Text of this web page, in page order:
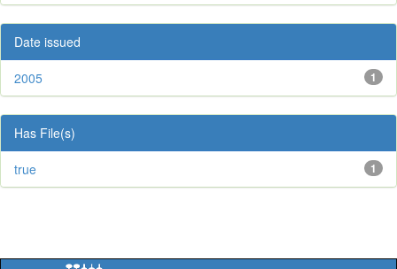
Date issued
1
2005
Has File(s)
1
true